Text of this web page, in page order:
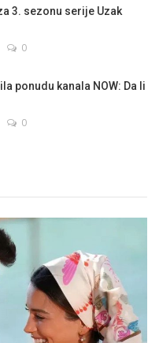
3. sezonu serije Uzak
0
ponudu kanala NOW: Da li
0